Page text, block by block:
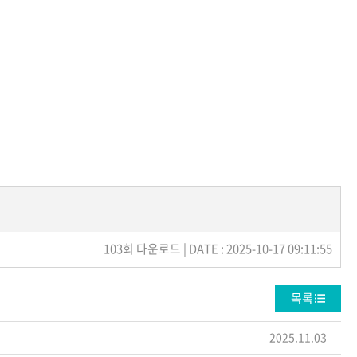
103회 다운로드 | DATE : 2025-10-17 09:11:55
목록
2025.11.03